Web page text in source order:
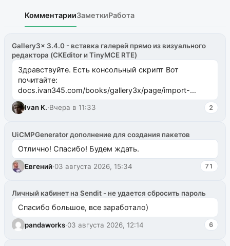
КомментарииЗаметкиРабота
Gallery3x 3.4.0 - вставка галерей прямо из визуального
редактора (CKEditor и TinyMCE RTE)
Здравствуйте. Есть консольный скрипт Вот
почитайте:
docs.ivan345.com/books/gallery3x/page/import-
ms2galleryphp
Ivan K.·Вчера в 11:33 2
UiCMPGenerator дополнение для создания пакетов
Отлично! Спасибо! Будем ждать.
Евгений·03 августа 2026, 15:34 71
Личный кабинет на Sendit - не удается сбросить пароль
Спасибо большое, все заработало)
pandaworks·03 августа 2026, 12:14 6